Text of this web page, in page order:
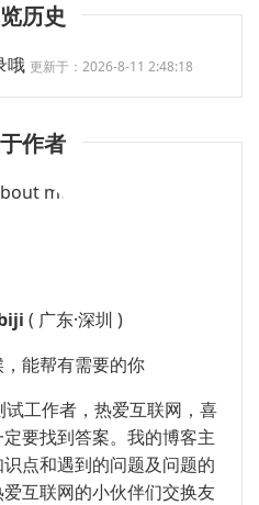
历史
哦 更新于：2026-8-11 2:48:18
作者
( 广东·深圳 )
，能帮有需要的你
工作者，热爱互联网，喜
要找到答案。我的博客主
点和遇到的问题及问题的
互联网的小伙伴们交换友